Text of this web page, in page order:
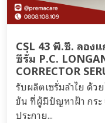
CSL 43 พี.ซี. ลอง
ซีรั่ม P.C.
CORRECTOR
รับผลิตเซรั่มลำไย ด้ว
ข้น ที่ผู้มีปํญหาฝ้า กระ
ประกาย...